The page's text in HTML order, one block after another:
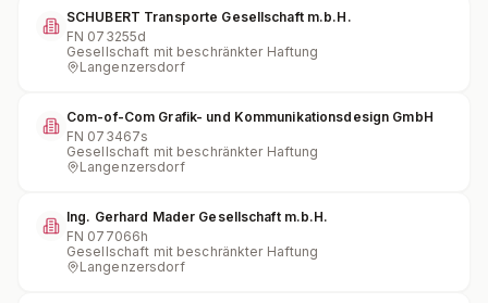
SCHUBERT Transporte Gesellschaft m.b.H.
FN 073255d
Gesellschaft mit beschränkter Haftung
Langenzersdorf
Com-of-Com Grafik- und Kommunikationsdesign GmbH
FN 073467s
Gesellschaft mit beschränkter Haftung
Langenzersdorf
Ing. Gerhard Mader Gesellschaft m.b.H.
FN 077066h
Gesellschaft mit beschränkter Haftung
Langenzersdorf